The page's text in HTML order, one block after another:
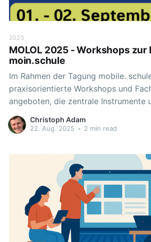
2025
MOLOL 2025 - Workshops zur
moin.schule
Im Rahmen der Tagung mobile.
praxisorientierte Workshops und
angeboten, die zentrale Instrumente
den digitalen Unterricht sowie die
Umsetzung in schulischen Kontexten
die ihre Kompetenzen im Bereich
erweitern und
Christoph Adam
22. Aug. 2025 • 2 min read